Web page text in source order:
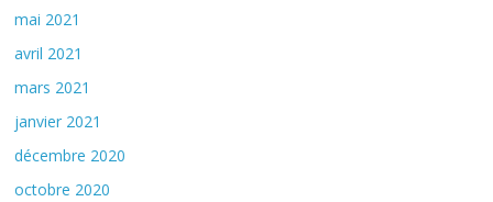
mai 2021
avril 2021
mars 2021
janvier 2021
décembre 2020
octobre 2020